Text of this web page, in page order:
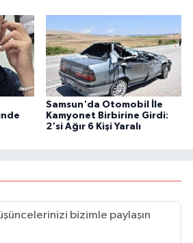
Samsun'da Otomobil İle
Kamyonet Birbirine Girdi:
2'si Ağır 6 Kişi Yaralı